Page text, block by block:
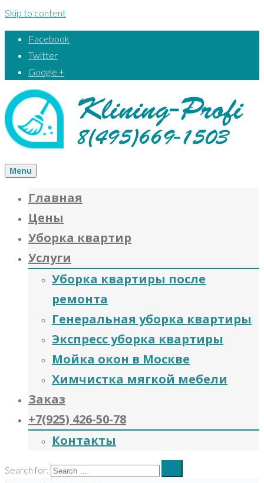
Skip to content
Facebook
Twitter
Google +
Menu
Главная
Цены
Уборка квартир
Услуги
Уборка квартиры после
ремонта
Генеральная уборка квартиры
Экспресс уборка квартиры
Мойка окон в Москве
Химчистка мягкой мебели
Заказ
+7(925) 426-50-78
Контакты
Search for: search